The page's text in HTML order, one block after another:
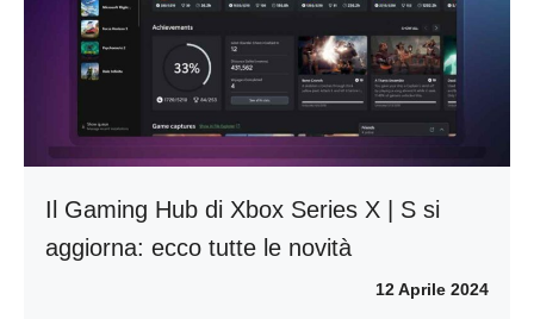
Il Gaming Hub di Xbox Series X | S si
aggiorna: ecco tutte le novità
12 Aprile 2024